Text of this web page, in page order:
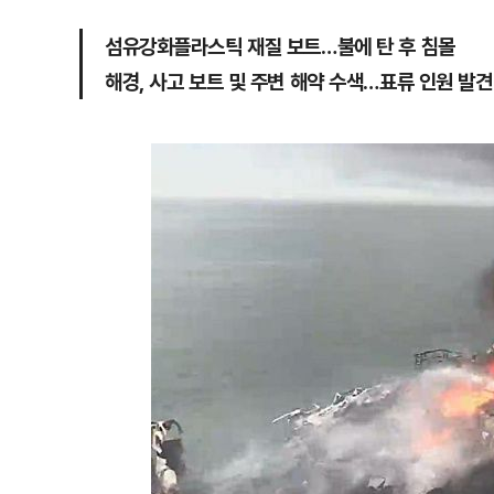
섬유강화플라스틱 재질 보트…불에 탄 후 침몰
해경, 사고 보트 및 주변 해약 수색…표류 인원 발